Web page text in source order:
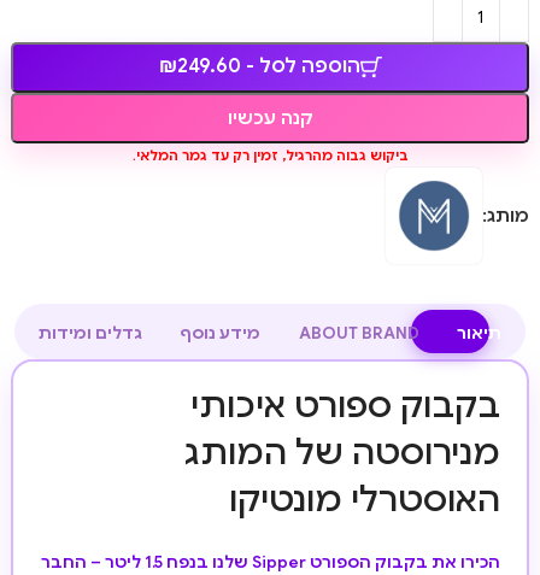
הוספה לסל - ₪249.60
קנה עכשיו
ביקוש גבוה מהרגיל, זמין רק עד גמר המלאי.
מותג:
תיאור ABOUT BRAND מידע נוסף גדלים ומידות
בקבוק ספורט איכותי
מנירוסטה של המותג
האוסטרלי מונטיקו
הכירו את בקבוק הספורט Sipper שלנו בנפח 1.5 ליטר – החבר